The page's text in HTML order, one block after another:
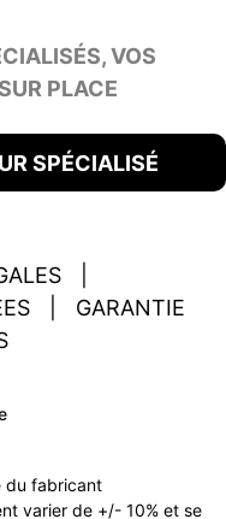
VOS
PLACE
SPÉCIALISÉ
GARANTIE
du fabricant
varier de +/- 10% et se